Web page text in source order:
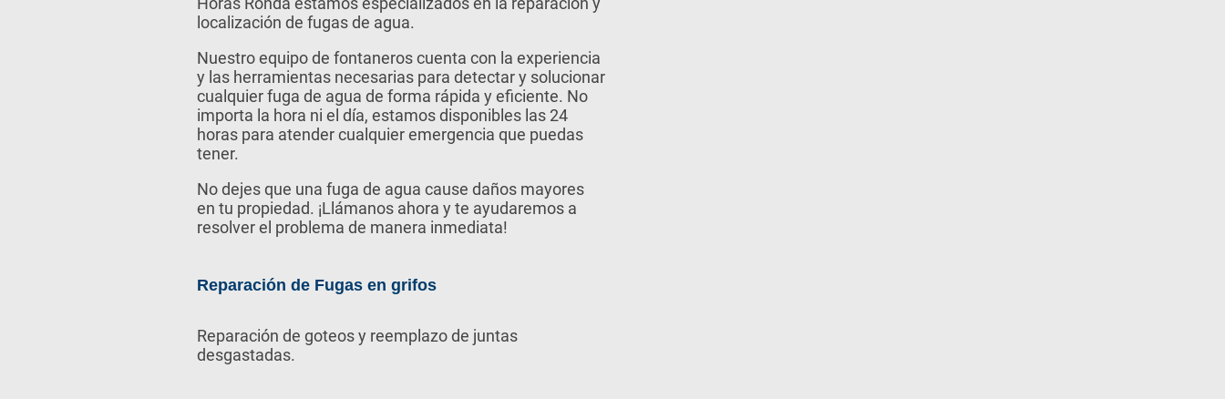
localización de fugas de agua.
Nuestro equipo de fontaneros cuenta con la experiencia
y las herramientas necesarias para detectar y solucionar
cualquier fuga de agua de forma rápida y eficiente. No
importa la hora ni el día, estamos disponibles las 24
horas para atender cualquier emergencia que puedas
tener.
No dejes que una fuga de agua cause daños mayores
en tu propiedad. ¡Llámanos ahora y te ayudaremos a
resolver el problema de manera inmediata!
Reparación de Fugas en grifos
Reparación de goteos y reemplazo de juntas
desgastadas.